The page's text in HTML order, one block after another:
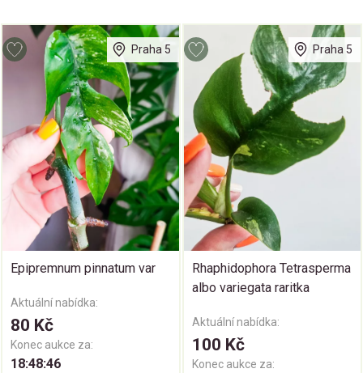
Praha 5
Epipremnum pinnatum var
Aktuální nabídka:
80 Kč
Konec aukce za:
18:48:45
Praha 5
Rhaphidophora Tetrasperma
albo variegata raritka
Aktuální nabídka:
100 Kč
Konec aukce za: